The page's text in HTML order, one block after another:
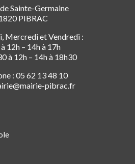
Sainte-Germaine
PIBRAC
Mercredi et Vendredi :
12h – 14h à 17h
à 12h – 14h à 18h30
: 05 62 13 48 10
pibrac.fr